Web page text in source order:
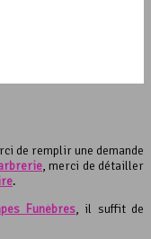
de remplir une demande
, merci de détailler
.
Funèbres, il suffit de